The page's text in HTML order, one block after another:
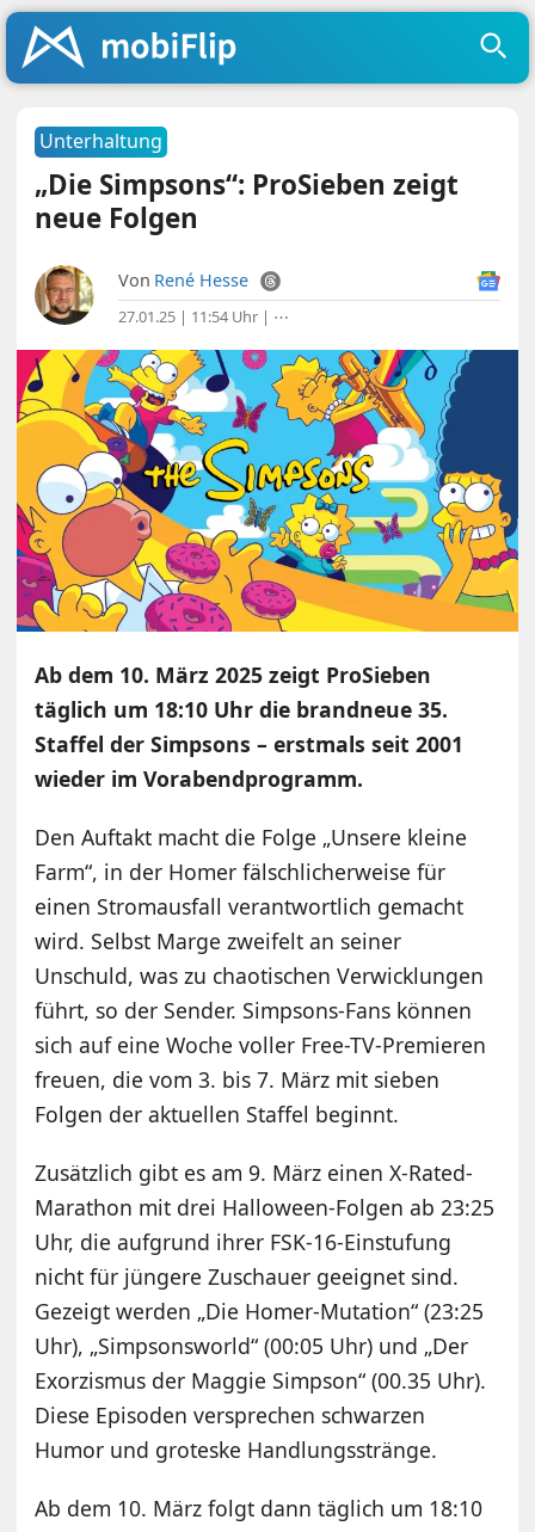
Unterhaltung
„Die Simpsons“: ProSieben zeigt
neue Folgen
Von René Hesse
27.01.25 | 11:54 Uhr | ⋯
Ab dem 10. März 2025 zeigt ProSieben
täglich um 18:10 Uhr die brandneue 35.
Staffel der Simpsons – erstmals seit 2001
wieder im Vorabendprogramm.
Den Auftakt macht die Folge „Unsere kleine
Farm“, in der Homer fälschlicherweise für
einen Stromausfall verantwortlich gemacht
wird. Selbst Marge zweifelt an seiner
Unschuld, was zu chaotischen Verwicklungen
führt, so der Sender. Simpsons-Fans können
sich auf eine Woche voller Free-TV-Premieren
freuen, die vom 3. bis 7. März mit sieben
Folgen der aktuellen Staffel beginnt.
Zusätzlich gibt es am 9. März einen X-Rated-
Marathon mit drei Halloween-Folgen ab 23:25
Uhr, die aufgrund ihrer FSK-16-Einstufung
nicht für jüngere Zuschauer geeignet sind.
Gezeigt werden „Die Homer-Mutation“ (23:25
Uhr), „Simpsonsworld“ (00:05 Uhr) und „Der
Exorzismus der Maggie Simpson“ (00.35 Uhr).
Diese Episoden versprechen schwarzen
Humor und groteske Handlungsstränge.
Ab dem 10. März folgt dann täglich um 18:10